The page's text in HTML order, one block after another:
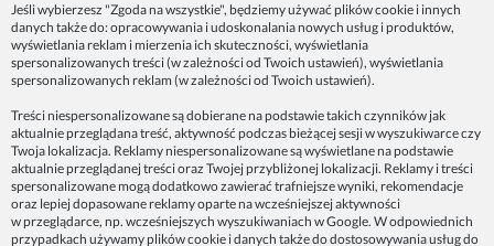
ZAINSPIRUJ SIĘ!
Dane firmy:
Spoko Motyw, Małgorzata Nowak-Staszak
ul. Skowronia 3D/4, 30-650 Kraków
NIP 7343314687
telefon: 512821491
e-mail:kontakt@spoko-motyw.pl
Jeśli wybierzesz "Zgoda na wszystkie", będziemy używać plików cookie i innych
danych także do: opracowywania i udoskonalania nowych usług i produktów,
wyświetlania reklam i mierzenia ich skuteczności, wyświetlania
spersonalizowanych treści (w zależności od Twoich ustawień), wyświetlania
spersonalizowanych reklam (w zależności od Twoich ustawień).
Treści niespersonalizowane są dobierane na podstawie takich czynników jak
aktualnie przeglądana treść, aktywność podczas bieżącej sesji w wyszukiwarce czy
Twoja lokalizacja. Reklamy niespersonalizowane są wyświetlane na podstawie
aktualnie przeglądanej treści oraz Twojej przybliżonej lokalizacji. Reklamy i treści
spersonalizowane mogą dodatkowo zawierać trafniejsze wyniki, rekomendacje
oraz lepiej dopasowane reklamy oparte na wcześniejszej aktywności
w przeglądarce, np. wcześniejszych wyszukiwaniach w Google. W odpowiednich
przypadkach używamy plików cookie i danych także do dostosowywania usług do